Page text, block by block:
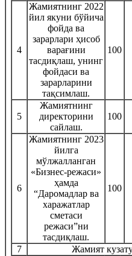
4
Жамиятнинг 2022
йил якуни бўйича
фойда ва
зарарлари ҳисоб
варағини
тасдиқлаш, унинг
фойдаси ва
зарарларини
тақсимлаш.
100
5
Жамиятнинг
директорини
сайлаш.
100
6
Жамиятнинг 2023
йилга
мўлжалланган
«Бизнес-режаси»
ҳамда
“Даромадлар ва
харажатлар
сметаси
режаси”ни
тасдиқлаш.
100
7
Жамият